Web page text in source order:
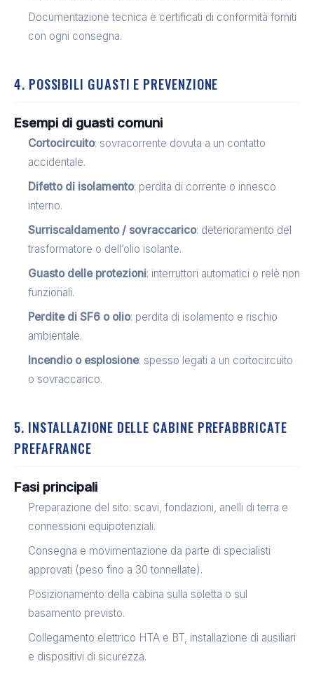
Documentazione tecnica e certificati di conformità forniti
con ogni consegna.
4. POSSIBILI GUASTI E PREVENZIONE
Esempi di guasti comuni
Cortocircuito: sovracorrente dovuta a un contatto
accidentale.
Difetto di isolamento: perdita di corrente o innesco
interno.
Surriscaldamento / sovraccarico: deterioramento del
trasformatore o dell’olio isolante.
Guasto delle protezioni: interruttori automatici o relè non
funzionali.
Perdite di SF6 o olio: perdita di isolamento e rischio
ambientale.
Incendio o esplosione: spesso legati a un cortocircuito
o sovraccarico.
5. INSTALLAZIONE DELLE CABINE PREFABBRICATE
PREFAFRANCE
Fasi principali
Preparazione del sito: scavi, fondazioni, anelli di terra e
connessioni equipotenziali.
Consegna e movimentazione da parte di specialisti
approvati (peso fino a 30 tonnellate).
Posizionamento della cabina sulla soletta o sul
basamento previsto.
Collegamento elettrico HTA e BT, installazione di ausiliari
e dispositivi di sicurezza.